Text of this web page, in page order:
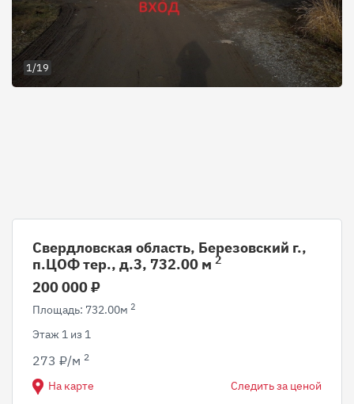
1/19
Свердловская область, Березовский г.,
п.ЦОФ тер., д.3, 732.00 м 2
200 000 ₽
Площадь: 732.00м 2
Этаж 1 из 1
273 ₽/м 2
На карте Следить за ценой